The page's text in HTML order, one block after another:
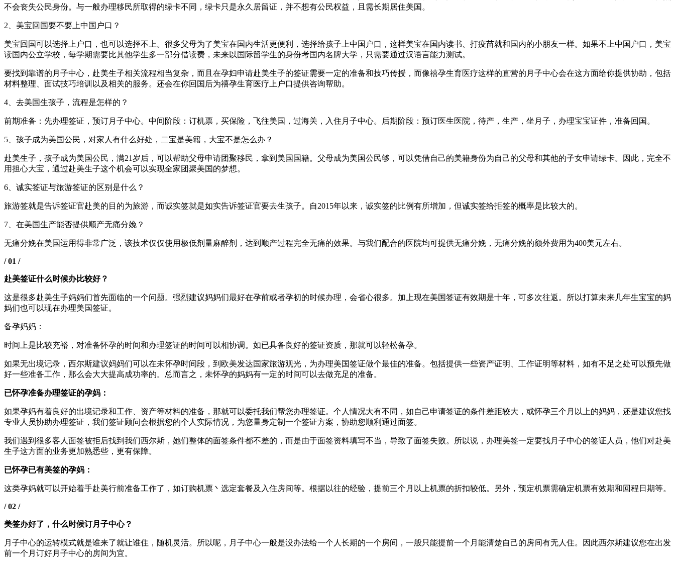
不会丧失公民身份。与一般办理移民所取得的绿卡不同，绿卡只是永久居留证，并不想有公民权益，且需长期居住美国。
2、美宝回国要不要上中国户口？
美宝回国可以选择上户口，也可以选择不上。很多父母为了美宝在国内生活更便利，选择给孩子上中国户口，这样美宝在国内读书、打疫苗就和国内的小朋友一样。如果不上中国户口，美宝
读国内公立学校，每学期需要比其他学生多一部分借读费，未来以国际留学生的身份考国内名牌大学，只需要通过汉语言能力测试。
要找到靠谱的月子中心，赴美生子相关流程相当复杂，而且在孕妇申请赴美生子的签证需要一定的准备和技巧传授，而像禧孕生育医疗这样的直营的月子中心会在这方面给你提供协助，包括
材料整理、面试技巧培训以及相关的服务。还会在你回国后为禧孕生育医疗上户口提供咨询帮助。
4、去美国生孩子，流程是怎样的？
前期准备：先办理签证，预订月子中心。中间阶段：订机票，买保险，飞往美国，过海关，入住月子中心。后期阶段：预订医生医院，待产，生产，坐月子，办理宝宝证件，准备回国。
5、孩子成为美国公民，对家人有什么好处，二宝是美籍，大宝不是怎么办？
赴美生子，孩子成为美国公民，满21岁后，可以帮助父母申请团聚移民，拿到美国国籍。父母成为美国公民够，可以凭借自己的美籍身份为自己的父母和其他的子女申请绿卡。因此，完全不
用担心大宝，通过赴美生子这个机会可以实现全家团聚美国的梦想。
6、诚实签证与旅游签证的区别是什么？
旅游签就是告诉签证官赴美的目的为旅游，而诚实签就是如实告诉签证官要去生孩子。自2015年以来，诚实签的比例有所增加，但诚实签给拒签的概率是比较大的。
7、在美国生产能否提供顺产无痛分娩？
无痛分娩在美国运用得非常广泛，该技术仅仅使用极低剂量麻醉剂，达到顺产过程完全无痛的效果。与我们配合的医院均可提供无痛分娩，无痛分娩的额外费用为400美元左右。
/ 01 /
赴美签证什么时候办比较好？
这是很多赴美生子妈妈们首先面临的一个问题。强烈建议妈妈们最好在孕前或者孕初的时候办理，会省心很多。加上现在美国签证有效期是十年，可多次往返。所以打算未来几年生宝宝的妈
妈们也可以现在办理美国签证。
备孕妈妈：
时间上是比较充裕，对准备怀孕的时间和办理签证的时间可以相协调。如已具备良好的签证资质，那就可以轻松备孕。
如果无出境记录，西尔斯建议妈妈们可以在未怀孕时间段，到欧美发达国家旅游观光，为办理美国签证做个最佳的准备。包括提供一些资产证明、工作证明等材料，如有不足之处可以预先做
好一些准备工作，那么会大大提高成功率的。总而言之，未怀孕的妈妈有一定的时间可以去做充足的准备。
已怀孕准备办理签证的孕妈：
如果孕妈有着良好的出境记录和工作、资产等材料的准备，那就可以委托我们帮您办理签证。个人情况大有不同，如自己申请签证的条件差距较大，或怀孕三个月以上的妈妈，还是建议您找
专业人员协助办理签证，我们签证顾问会根据您的个人实际情况，为您量身定制一个签证方案，协助您顺利通过面签。
我们遇到很多客人面签被拒后找到我们西尔斯，她们整体的面签条件都不差的，而是由于面签资料填写不当，导致了面签失败。所以说，办理美签一定要找月子中心的签证人员，他们对赴美
生子这方面的业务更加熟悉些，更有保障。
已怀孕已有美签的孕妈：
这类孕妈就可以开始着手赴美行前准备工作了，如订购机票丶选定套餐及入住房间等。根据以往的经验，提前三个月以上机票的折扣较低。另外，预定机票需确定机票有效期和回程日期等。
/ 02 /
美签办好了，什么时候订月子中心？
月子中心的运转模式就是谁来了就让谁住，随机灵活。所以呢，月子中心一般是没办法给一个人长期的一个房间，一般只能提前一个月能清楚自己的房间有无人住。因此西尔斯建议您在出发
前一个月订好月子中心的房间为宜。